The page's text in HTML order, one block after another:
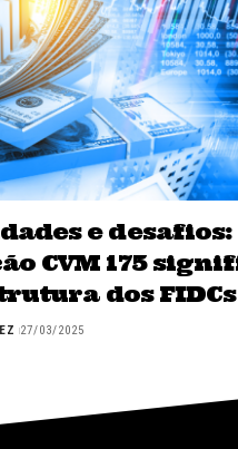
e desafios:
CVM 175
dos FIDCs
27/03/2025